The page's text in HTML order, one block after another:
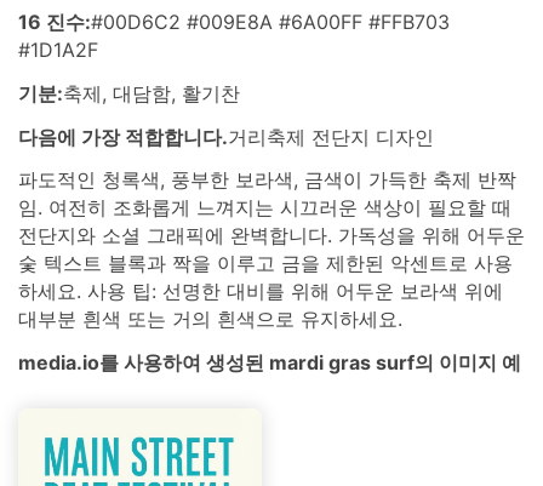
16 진수:#00D6C2 #009E8A #6A00FF #FFB703
#1D1A2F
기분:축제, 대담함, 활기찬
다음에 가장 적합합니다.거리축제 전단지 디자인
파도적인 청록색, 풍부한 보라색, 금색이 가득한 축제 반짝
임. 여전히 조화롭게 느껴지는 시끄러운 색상이 필요할 때
전단지와 소셜 그래픽에 완벽합니다. 가독성을 위해 어두운
숯 텍스트 블록과 짝을 이루고 금을 제한된 악센트로 사용
하세요. 사용 팁: 선명한 대비를 위해 어두운 보라색 위에
대부분 흰색 또는 거의 흰색으로 유지하세요.
media.io를 사용하여 생성된 mardi gras surf의 이미지 예